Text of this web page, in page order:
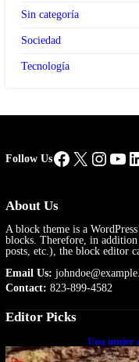
Sin categoría
Sociedad
Tecnología
Follow UsFacebook
X
About Us
A block theme is a
blocks. Therefore, in addition
posts, etc.), the block editor
Email Us:
Contact: 823-899-4582
Editor Picks
Una mujer
cuerpo a